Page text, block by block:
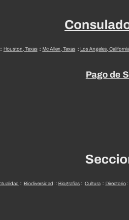
:: Houston, Texas :: Mc Allen, Texas :: Los Angeles, California
Pago de
:: Biodiversidad :: Biografías :: Cultura :: Directorio ::